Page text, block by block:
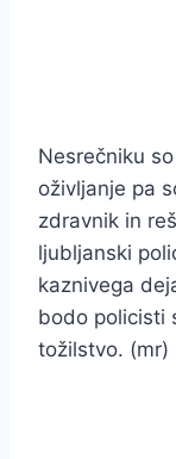
Nesrečniku
oživljanje pa
zdravnik in
ljubljanski
kaznivega
bodo policisti
tožilstvo. (mr)